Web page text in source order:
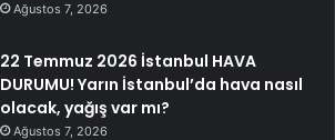
Ağustos 7, 2026
22 Temmuz 2026 İstanbul HAVA
DURUMU! Yarın İstanbul’da hava nasıl
olacak, yağış var mı?
Ağustos 7, 2026